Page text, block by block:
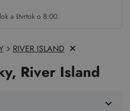
a štvrtok o 8:00.
RIVER ISLAND
River Island